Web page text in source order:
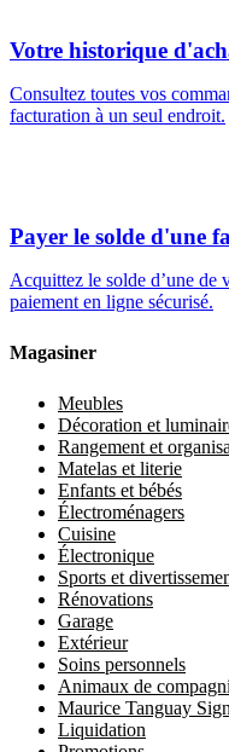
Votre historique
Consultez toutes vos
facturation à un seul endroit.
Payer le solde d'une
Acquittez le solde d’une de
paiement en ligne sécurisé.
Magasiner
Meubles
Décoration et
Rangement et
Matelas et literie
Enfants et bébés
Électroménagers
Cuisine
Électronique
Sports et
Rénovations
Garage
Extérieur
Soins personnels
Animaux de
Maurice Tanguay
Liquidation